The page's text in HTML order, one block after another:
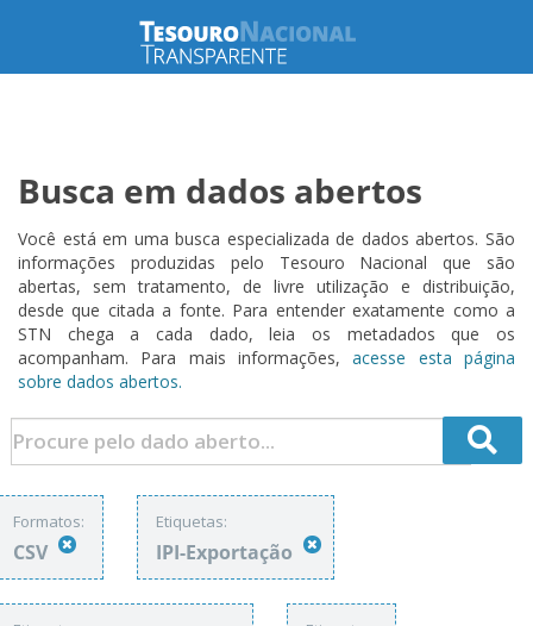
Busca em dados abertos
Você está em uma busca especializada de dados abertos. São
informações produzidas pelo Tesouro Nacional que são
abertas, sem tratamento, de livre utilização e distribuição,
desde que citada a fonte. Para entender exatamente como a
STN chega a cada dado, leia os metadados que os
acompanham. Para mais informações,acesse esta página
sobre dados abertos.
Formatos:
CSV
Etiquetas:
IPI-Exportação